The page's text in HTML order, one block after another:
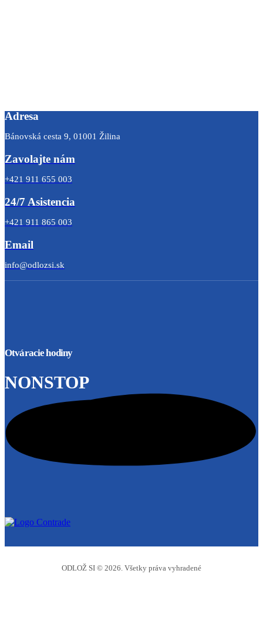
Adresa
Bánovská cesta 9, 01001 Žilina
Zavolajte nám
+421 911 655 003
24/7 Asistencia
+421 911 865 003
Email
info@odlozsi.sk
Otváracie hodiny
NONSTOP
ODLOŽ SI © 2026. Všetky práva vyhradené